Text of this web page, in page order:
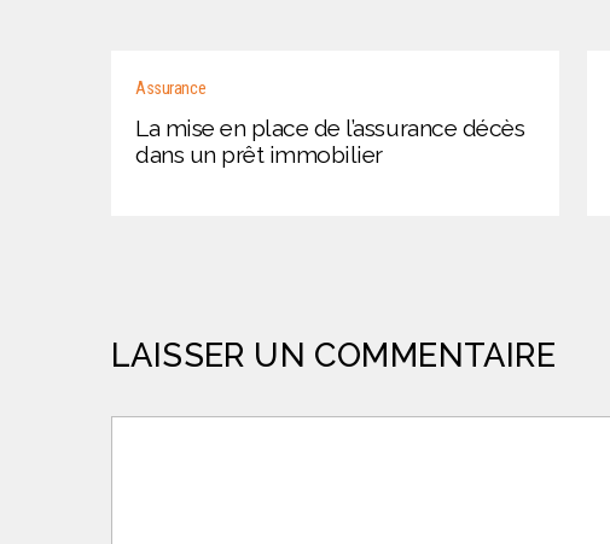
Assurance
La mise en place de l’assurance décès
dans un prêt immobilier
LAISSER UN COMMENTAIRE